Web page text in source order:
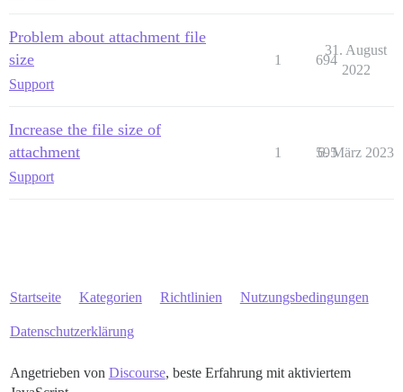
Problem about attachment file
size
Support
1 694
31. August
2022
Increase the file size of
attachment
Support
1 595
6. März 2023
Startseite Kategorien Richtlinien Nutzungsbedingungen
Datenschutzerklärung
Angetrieben von Discourse, beste Erfahrung mit aktiviertem